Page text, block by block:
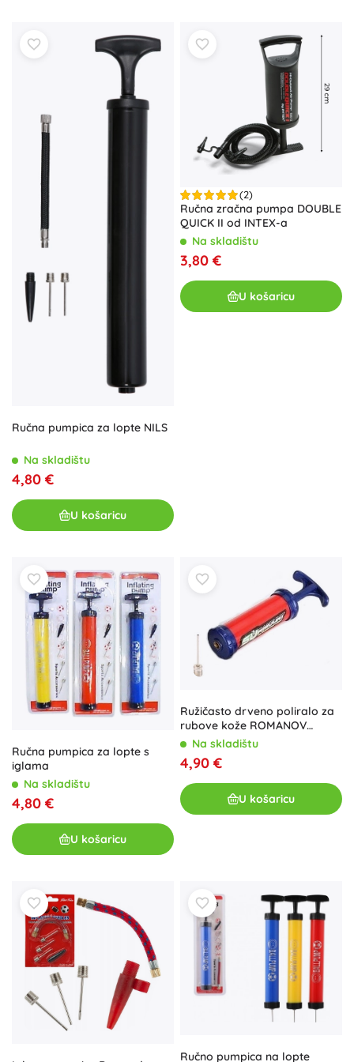
Ručna pumpica za lopte NILS
Na skladištu
4,80 €
U košaricu
(2)
Ručna zračna pumpa DOUBLE
QUICK II od INTEX-a
Na skladištu
3,80 €
U košaricu
Ručna pumpica za lopte s
iglama
Na skladištu
4,80 €
U košaricu
Ružičasto drveno poliralo za
rubove kože ROMANOV
TOOLS
Na skladištu
4,90 €
U košaricu
Ručno pumpica na lopte